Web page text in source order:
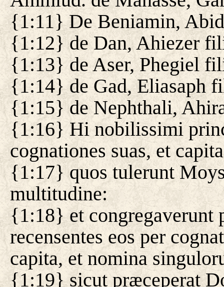
{1:11} De Beniamin,
{1:12} de Dan, Ahiezer
{1:13} de Aser, Phegiel
{1:14} de Gad, Eliasaph
{1:15} de Nephthali,
{1:16} Hi nobilissimi
cognationes suas, et
{1:17} quos tulerunt
multitudine:
{1:18} et congregaverunt
recensentes eos per
capita, et nomina
{1:19} sicut præceperat